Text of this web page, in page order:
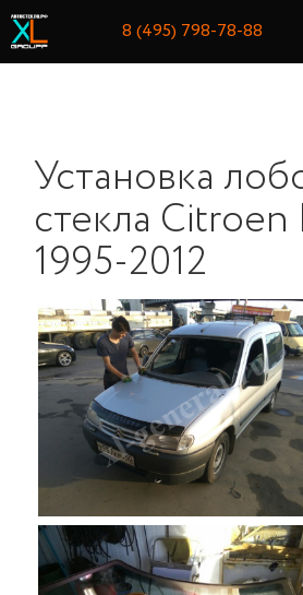
8 (495) 798-78-88
Установка
стекла
1995-2012